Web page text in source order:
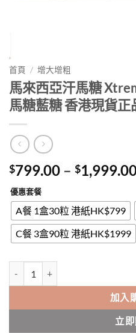
首頁 / 增大增粗
馬來西亞汗馬糖
馬糖藍糖 香港現貨正
$799.00 – $
優惠套餐
A餐 1盒30粒 港紙HK$799
C餐 3盒90粒 港紙HK$1999
加入
立